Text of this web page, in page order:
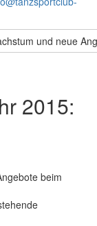
und neue
2015:
beim